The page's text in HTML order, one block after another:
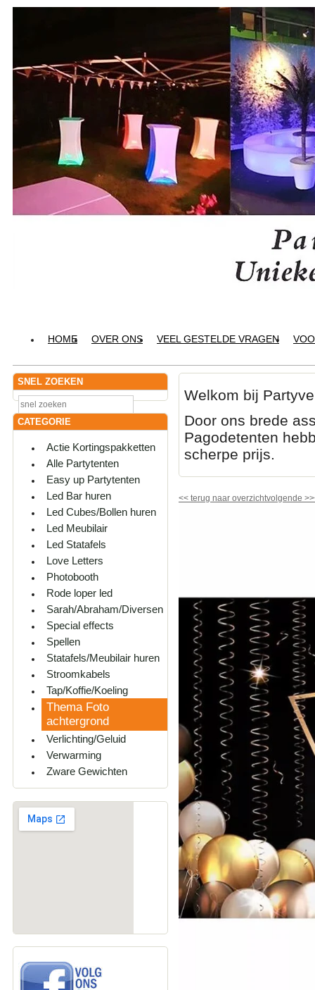
HOME OVER ONS VEEL GESTELDE VRAGEN
SNEL ZOEKEN
CATEGORIE
Actie Kortingspakketten
Alle Partytenten
Easy up Partytenten
Led Bar huren
Led Cubes/Bollen huren
Led Meubilair
Led Statafels
Love Letters
Photobooth
Rode loper led
Sarah/Abraham/Diversen
Special effects
Spellen
Statafels/Meubilair huren
Stroomkabels
Tap/Koffie/Koeling
Thema Foto
achtergrond
Verlichting/Geluid
Verwarming
Zware Gewichten
Welkom bij
Door ons brede
Pagodetenten
scherpe prijs.
<< terug naar overzichtvolgende >>